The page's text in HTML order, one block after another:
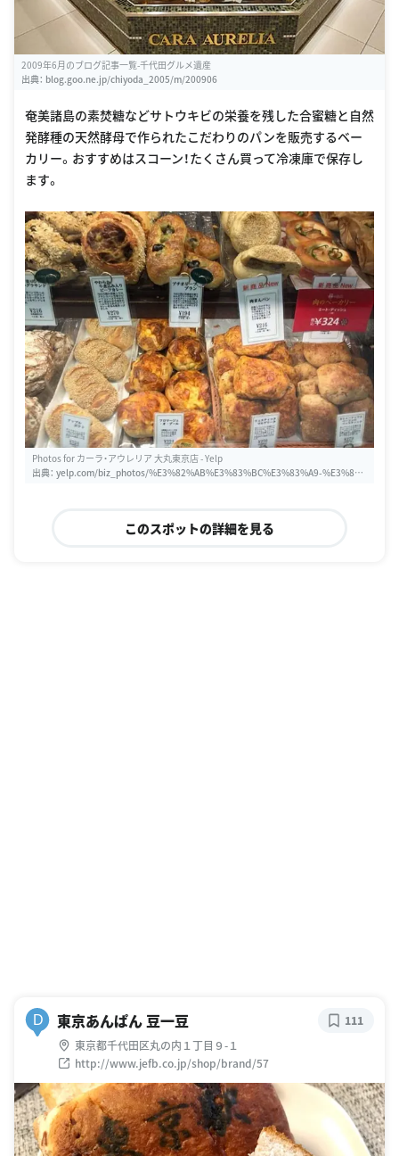
2009年6月のブログ記事一覧-千代田グルメ遺産
出典： blog.goo.ne.jp/chiyoda_2005/m/200906
奄美諸島の素焚糖などサトウキビの栄養を残した合蜜糖と自然
発酵種の天然酵母で作られたこだわりのパンを販売するベー
カリー。おすすめはスコーン！たくさん買って冷凍庫で保存し
ます。
Photos for カーラ・アウレリア 大丸東京店 - Yelp
出典： yelp.com/biz_photos/%E3%82%AB%E3%83%BC%E3%83%A9-%E3%8
このスポットの詳細を見る
D 東京あんぱん 豆一豆
東京都千代田区丸の内１丁目９-１
http://www.jefb.co.jp/shop/brand/57
111